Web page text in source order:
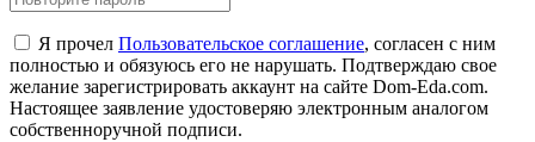
Я прочел Пользовательское соглашение, согласен с ним
полностью и обязуюсь его не нарушать. Подтверждаю свое
желание зарегистрировать аккаунт на сайте Dom-Eda.com.
Настоящее заявление удостоверяю электронным аналогом
собственноручной подписи.